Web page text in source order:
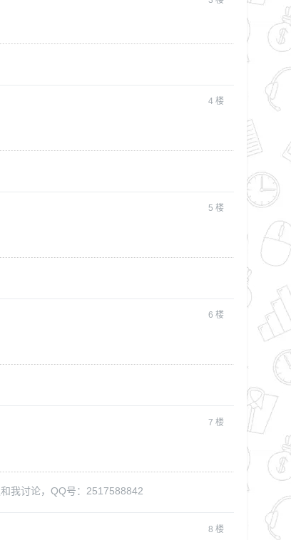
4 楼
5 楼
6 楼
7 楼
我讨论，QQ号：2517588842
8 楼